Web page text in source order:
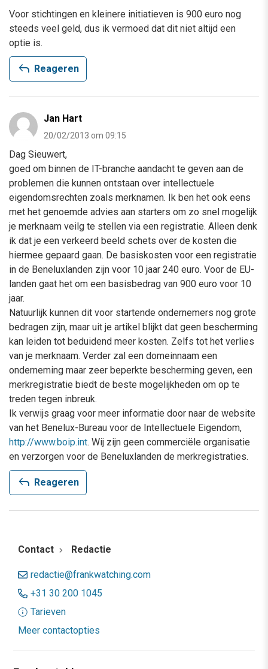
Voor stichtingen en kleinere initiatieven is 900 euro nog
steeds veel geld, dus ik vermoed dat dit niet altijd een
optie is.
reply Reageren
Jan Hart
20/02/2013 om 09:15
Dag Sieuwert,
goed om binnen de IT-branche aandacht te geven aan de
problemen die kunnen ontstaan over intellectuele
eigendomsrechten zoals merknamen. Ik ben het ook eens
met het genoemde advies aan starters om zo snel mogelijk
je merknaam veilg te stellen via een registratie. Alleen denk
ik dat je een verkeerd beeld schets over de kosten die
hiermee gepaard gaan. De basiskosten voor een registratie
in de Beneluxlanden zijn voor 10 jaar 240 euro. Voor de EU-
landen gaat het om een basisbedrag van 900 euro voor 10
jaar.
Natuurlijk kunnen dit voor startende ondernemers nog grote
bedragen zijn, maar uit je artikel blijkt dat geen bescherming
kan leiden tot beduidend meer kosten. Zelfs tot het verlies
van je merknaam. Verder zal een domeinnaam een
onderneming maar zeer beperkte bescherming geven, een
merkregistratie biedt de beste mogelijkheden om op te
treden tegen inbreuk.
Ik verwijs graag voor meer informatie door naar de website
van het Benelux-Bureau voor de Intellectuele Eigendom,
http://www.boip.int. Wij zijn geen commerciële organisatie
en verzorgen voor de Beneluxlanden de merkregistraties.
reply Reageren
Contact Redactie
redactie@frankwatching.com
+31 30 200 1045
Tarieven
Meer contactopties